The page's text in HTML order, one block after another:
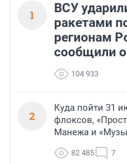
1
ВСУ
ракетами
регионам
сообщили
104 933
2
Куда пойти 31
флоксов,
Манежа и
82 485 7